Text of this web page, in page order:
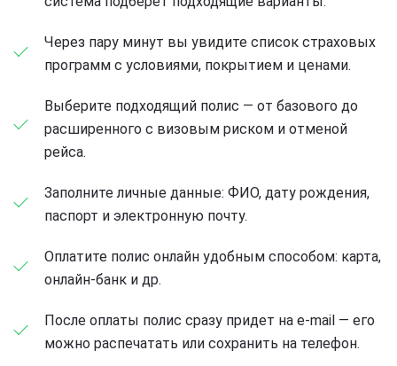
Через пару минут вы увидите список страховых
программ с условиями, покрытием и ценами.
Выберите подходящий полис — от базового до
расширенного с визовым риском и отменой
рейса.
Заполните личные данные: ФИО, дату рождения,
паспорт и электронную почту.
Оплатите полис онлайн удобным способом: карта,
онлайн-банк и др.
После оплаты полис сразу придет на e-mail — его
можно распечатать или сохранить на телефон.